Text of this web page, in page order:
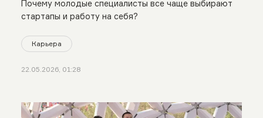
Почему молодые специалисты все чаще выбирают
стартапы и работу на себя?
Карьера
22.05.2026, 01:28